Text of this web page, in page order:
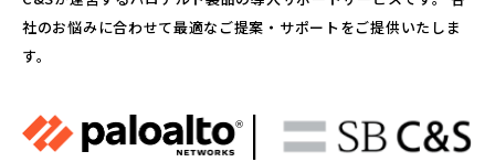
社のお悩みに合わせて最適なご提案・サポートをご提供いたしま
す。